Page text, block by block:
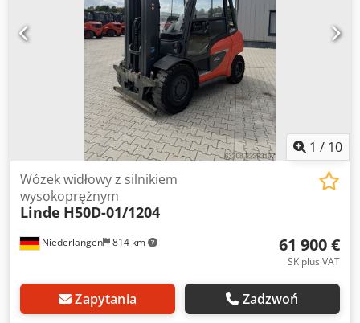
1 / 10
Niederlangen 814 km
Wózek widłowy z silnikiem
wysokoprężnym
Linde H50D-01/1204
61 900 €
SK plus VAT
Zapytania Zadzwoń